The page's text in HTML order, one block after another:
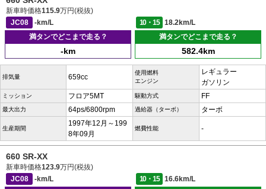
新車時価格115.9万円(税抜)
JC08
-km/L 10・15
18.2km/L
満タンでどこまで走る？
-km
満タンでどこまで走る？
582.4km
排気量 659cc
使用燃料
エンジン
レギュラー
ガソリン
ミッション フロア5MT 駆動方式 FF
最大出力 64ps/6800rpm 過給器（ターボ） ターボ
生産期間
1997年12月～199
8年09月
燃費性能 -
660 SR-XX
新車時価格123.9万円(税抜)
JC08
-km/L 10・15
16.6km/L